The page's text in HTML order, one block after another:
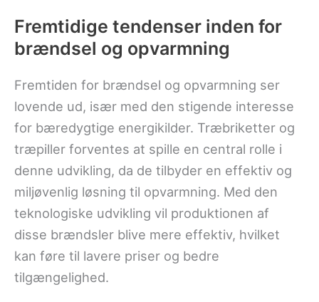
Fremtidige tendenser inden for
brændsel og opvarmning
Fremtiden for brændsel og opvarmning ser
lovende ud, især med den stigende interesse
for bæredygtige energikilder. Træbriketter og
træpiller forventes at spille en central rolle i
denne udvikling, da de tilbyder en effektiv og
miljøvenlig løsning til opvarmning. Med den
teknologiske udvikling vil produktionen af
disse brændsler blive mere effektiv, hvilket
kan føre til lavere priser og bedre
tilgængelighed.